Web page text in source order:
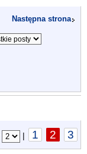
Następna strona
| 1 2 3